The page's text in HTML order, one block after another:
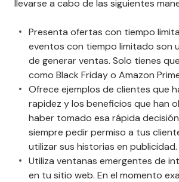
llevarse a cabo de las siguientes
Presenta ofertas con tiempo
eventos con tiempo limitado son
de generar ventas. Solo tienes
como Black Friday o Amazon
Ofrece ejemplos de clientes que
rapidez y los beneficios que han
haber tomado esa rápida
siempre pedir permiso a tus
utilizar sus historias en publicidad.
Utiliza ventanas emergentes de
en tu sitio web. En el momento